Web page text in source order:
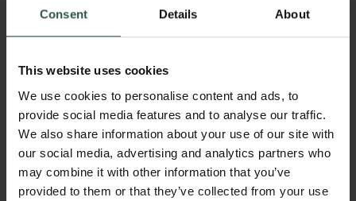
Consent Details About
This website uses cookies
We use cookies to personalise content and ads, to
provide social media features and to analyse our traffic.
We also share information about your use of our site with
our social media, advertising and analytics partners who
may combine it with other information that you’ve
provided to them or that they’ve collected from your use
Over 100.000 kr.
Deadline 01.09.2026 - 16:00
FORSKNINGSFORMIDLING
Bevillinger til professionel formidling af
naturvidenskabelige, samfundsvidenskabelige og